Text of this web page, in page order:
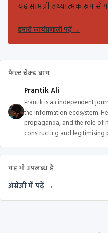
यह सामग्री तथ्यात्मक रूप से
हमारी कार्यप्रणाली पढ़ें→
फैक्ट चेक्ड बाय
Prantik Ali
Prantik is an independent
the information ecosystem.
propaganda, and the role of
constructing and legitimising
यह भी उपलब्ध है
अंग्रेज़ी में पढ़ें →